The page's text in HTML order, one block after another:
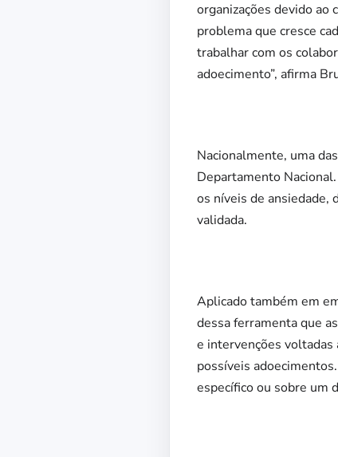
organizações devido ao
problema que cresce
trabalhar com os
adoecimento”, afirma
Nacionalmente, uma
Departamento
os níveis de ansiedade,
validada.
Aplicado também em
dessa ferramenta que
e intervenções
possíveis
específico ou sobre um